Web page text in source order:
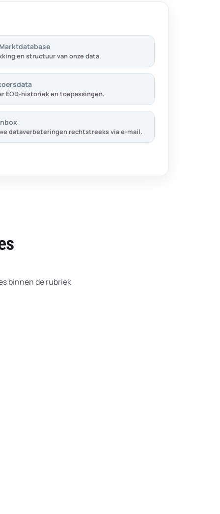
en structuur van onze data.
EOD-historiek en toepassingen.
dataverbeteringen rechtstreeks via e-mail.
binnen de rubriek